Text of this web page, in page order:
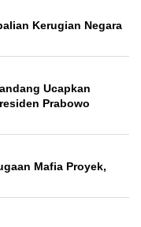
Kerugian Negara
Ucapkan
Prabowo
Mafia Proyek,